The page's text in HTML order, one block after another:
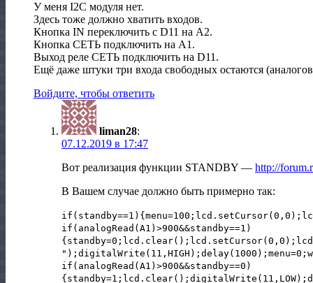
У меня I2C модуля нет.
Здесь тоже должно хватить входов.
Кнопка IN переключить с D11 на A2.
Кнопка СЕТЬ подключить на A1.
Выход реле СЕТЬ подключить на D11.
Ещё даже штуки три входа свободных остаются
Войдите, чтобы ответить
liman28:
07.12.2019 в 17:47
Вот реализация функции STANDBY — http://
В Вашем случае должно быть примерно так:
if(analogRead(A1)>900&&standby==1)
if(analogRead(A1)>900&&standby==0)